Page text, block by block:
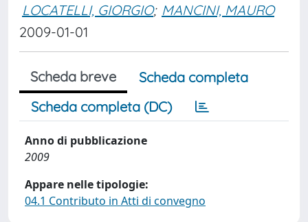
LOCATELLI, GIORGIO; MANCINI, MAURO
2009-01-01
Scheda breve
Scheda completa
Scheda completa (DC)
Anno di pubblicazione
2009
Appare nelle tipologie:
04.1 Contributo in Atti di convegno